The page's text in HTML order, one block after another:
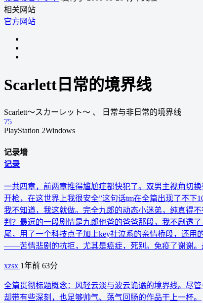
相关网站
官方网站
Scarlett日常的境界线
Scarlett～スカーレット～ 、
日常与非日常的境界线
75
PlayStation 2Windows
记录墙
记录
一共四章，前两章推得尴尬症都快犯了。双男主视角切
开枪，在这世界上我很安全”这句话tm在全篇出现了不
我不知道，我这就做。完全九郎的动态小迷弟，纯真得
判？最逗的一段剧情是九郎他爸的爸爸那段，我不剧透
尾，用了一个科技点子加上key社泣系的亲情桥段，还
——苦情悲剧的抗拒，尤其是癌症，死别。免疫了谢谢。
xzsx 1年前 63分
全篇贯彻标题概念：风轻云淡与波云诡谲的境界线。尽
却带有些深刻，也足够帅气、荡气回肠的作品干上一杯。